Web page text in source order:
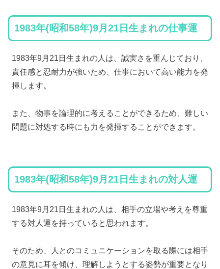
1983年(昭和58年)9月21日生まれの仕事運
1983年9月21日生まれの人は、誠実さを重んじており、
責任感と忍耐力が強いため、仕事において高い能力を発
揮します。
また、物事を論理的に考えることができるため、難しい
問題に対処する時にも力を発揮することができます。
1983年(昭和58年)9月21日生まれの対人運
1983年9月21日生まれの人は、相手の立場や考えを尊重
する対人運を持っていると思われます。
そのため、人とのコミュニケーションを取る際には相手
の意見に耳を傾け、理解しようとする姿勢が重要となり